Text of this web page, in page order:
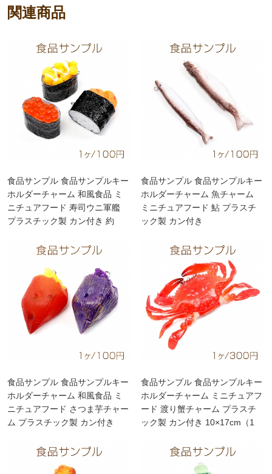
関連商品
食品サンプル 食品サンプルキー
ホルダーチャーム 和風食品 ミ
ニチュアフード 寿司ウニ軍艦
プラスチック製 カン付き 約
食品サンプル 食品サンプルキー
ホルダーチャーム 魚チャーム
ミニチュアフード 鮎 プラスチ
ック製 カン付き
食品サンプル 食品サンプルキー
ホルダーチャーム 和風食品 ミ
ニチュアフード さつま芋チャー
ム プラスチック製 カン付き
食品サンプル 食品サンプルキー
ホルダーチャーム ミニチュアフ
ード 渡り蟹チャーム プラスチ
ック製 カン付き 10×17cm（1